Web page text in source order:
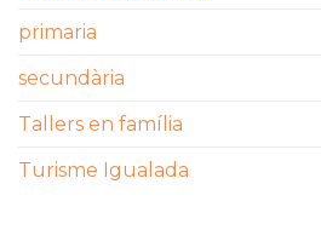
primaria
secundària
Tallers en família
Turisme Igualada